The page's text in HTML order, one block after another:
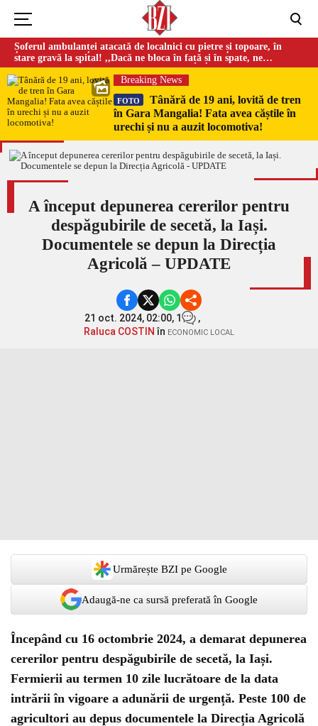
Șoferul ambulanței atacată de localnici cu pietre și topoare, în
stare gravă la spital! ,,Dacă ne bloca în față și în spate, ne
omorau…”
Breaking News
FOTO
Tânără de 19 ani, lovită de tren
în Gara Mangalia! Fata avea căștile în
urechi și nu a auzit locomotiva!
A început depunerea cererilor pentru
despăgubirile de secetă, la Iași.
Documentele se depun la Direcția
Agricolă – UPDATE
21 oct. 2024, 02:00, 1
,
Raluca COSTIN în ECONOMIC LOCAL
Urmărește BZI pe Google
Adaugă-ne ca sursă preferată în Google
Începând cu 16 octombrie 2024, a demarat depunerea
cererilor pentru despăgubirile de secetă, la Iași.
Fermierii au termen 10 zile lucrătoare de la data
intrării în vigoare a adunării de urgență. Peste 100 de
agricultori au depus documentele la Direcția Agricolă